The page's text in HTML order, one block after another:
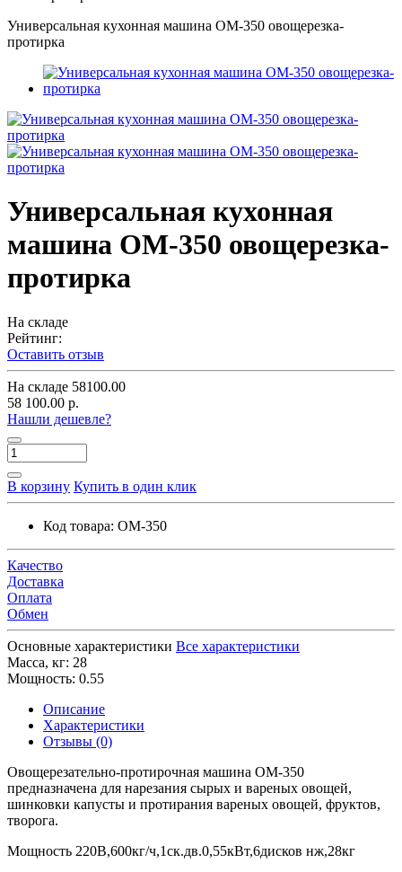
Универсальная кухонная машина ОМ-350 овощерезка-
протирка
Универсальная кухонная
машина ОМ-350 овощерезка-
протирка
На складе
Рейтинг:
Оставить отзыв
На складе 58100.00
58 100.00 р.
Нашли дешевле?
В корзину Купить в один клик
Код товара: ОМ-350
Качество
Доставка
Оплата
Обмен
Основные характеристики Все характеристики
Масса, кг: 28
Мощность: 0.55
Описание
Характеристики
Отзывы (0)
Овощерезательно-протирочная машина ОМ-350
предназначена для нарезания сырых и вареных овощей,
шинковки капусты и протирания вареных овощей, фруктов,
творога.
Мощность 220В,600кг/ч,1ск.дв.0,55кВт,6дисков нж,28кг